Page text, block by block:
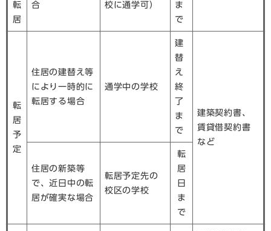
転
居
合
校に通学可）
ま
で
転
居
予
定
住居の建替え等
により一時的に
転居する場合
通学中の学校
建
替
え
終
了
ま
で
建築契約書、
賃貸借契約書
など
住居の新築等
で、近日中の転
居が確実な場合
転居予定先の
校区の学校
転
居
日
ま
で